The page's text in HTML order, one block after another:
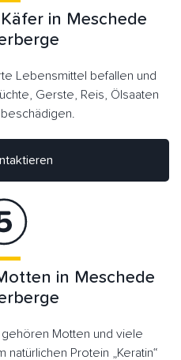
in Meschede
Lebensmittel befallen und
Gerste, Reis, Ölsaaten
in Meschede
Motten und viele
Protein „Keratin“